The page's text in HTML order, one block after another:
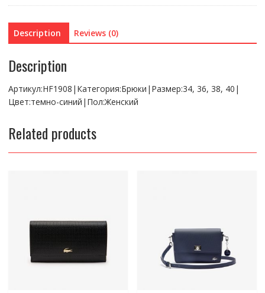
Description Reviews (0)
Description
Артикул:HF1908|Категория:Брюки|Размер:34, 36, 38, 40|
Цвет:темно-синий|Пол:Женский
Related products